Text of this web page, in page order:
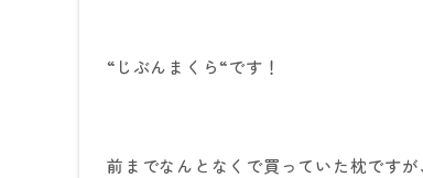
“ じぶんまくら“です！
前までなんとなくで買っていた枕です